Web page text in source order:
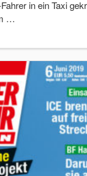
in ein Taxi
…